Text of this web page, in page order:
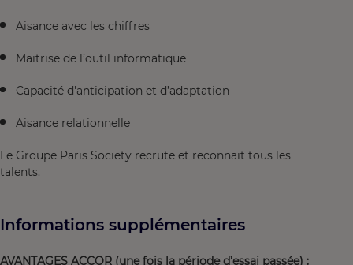
Aisance avec les chiffres
Maitrise de l’outil informatique
Capacité d'anticipation et d’adaptation
Aisance relationnelle
Le Groupe Paris Society recrute et reconnait tous les
talents.
Informations supplémentaires
AVANTAGES ACCOR (une fois la période d’essai passée) :